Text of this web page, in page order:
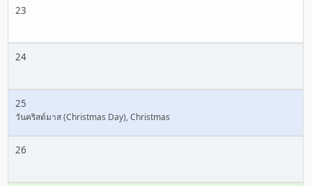
23
24
25
วันคริสต์มาส (Christmas Day), Christmas
26